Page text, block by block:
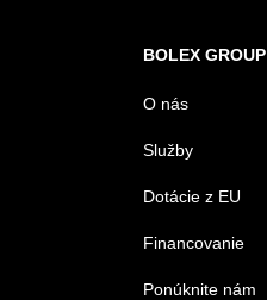
BOLEX GROUP
O nás
Služby
Dotácie z EU
Financovanie
Ponúknite nám